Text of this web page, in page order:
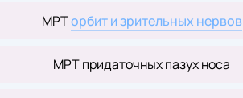
МРТорбит и зрительных нервов
МРТ придаточных пазух носа